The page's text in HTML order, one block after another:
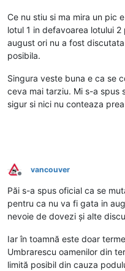
Ce nu stiu si ma mira un pic
lotul 1 in defavoarea lotului
august ori nu a fost
posibila.
Singura veste buna e ca se
ceva mai tarziu. Mi s-a spus
sigur si nici nu conteaza
Deconectat
vancouver
Păi s-a spus oficial ca se
pentru ca nu va fi gata in
nevoie de dovezi și alte
Iar în toamnă este doar
Umbrarescu oamenilor din
limită posibil din cauza